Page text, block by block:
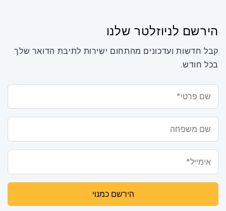
הירשם לניוזלטר שלנו
קבל חדשות ועדכונים מהתחום ישירות לתיבת הדואר שלך
בכל חודש.